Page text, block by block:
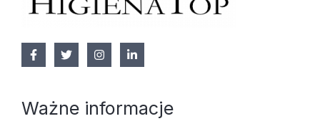
Ważne informacje